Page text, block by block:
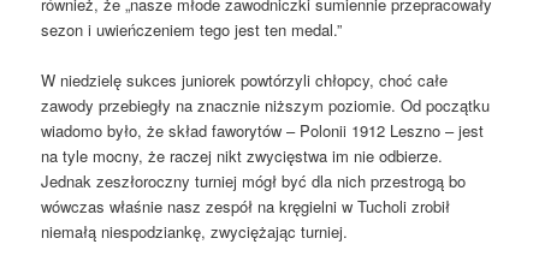
sezon i uwieńczeniem tego jest ten medal.”
W niedzielę sukces juniorek powtórzyli chłopcy, choć całe
zawody przebiegły na znacznie niższym poziomie. Od początku
wiadomo było, że skład faworytów – Polonii 1912 Leszno – jest
na tyle mocny, że raczej nikt zwycięstwa im nie odbierze.
Jednak zeszłoroczny turniej mógł być dla nich przestrogą bo
wówczas właśnie nasz zespół na kręgielni w Tucholi zrobił
niemałą niespodziankę, zwyciężając turniej.